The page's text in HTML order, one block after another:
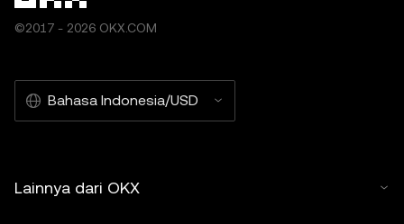
©2017 - 2026 OKX.COM
Bahasa Indonesia/USD
Lainnya dari OKX